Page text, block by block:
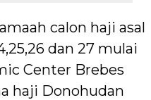
calon haji asal
dan 27 mulai
Center Brebes
haji Donohudan